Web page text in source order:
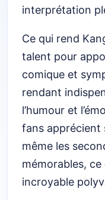
interprétation
Ce qui rend
talent pour
comique et
rendant
l’humour et
fans apprécient
même les
mémorables,
incroyable